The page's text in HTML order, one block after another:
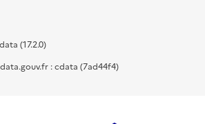
(17.2.0)
: cdata (7ad44f4)